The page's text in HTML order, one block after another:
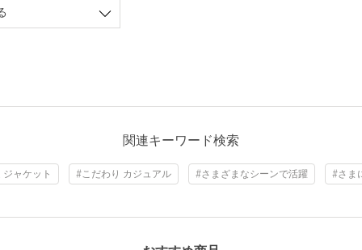
関連キーワード検索
ャケット #こだわり カジュアル #さまざまなシーンで活躍 #さま